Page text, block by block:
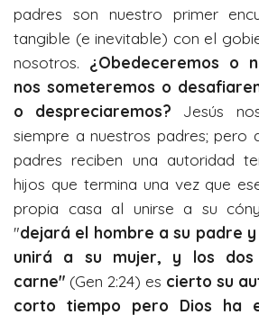
padres son nuestro primer
tangible (e inevitable) con el
nosotros. ¿Obedeceremos o
nos someteremos o
o despreciaremos? Jesús
siempre a nuestros padres; pero
padres reciben una autoridad
hijos que termina una vez que
propia casa al unirse a su
"dejará el hombre a su padre
unirá a su mujer, y los dos
carne" (Gen 2:24) es cierto su
corto tiempo pero Dios ha